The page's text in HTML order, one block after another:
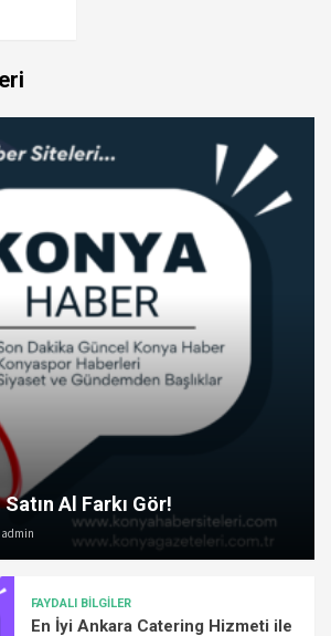
Al Farkı Gör!
admin
FAYDALI BİLGİLER
En İyi Ankara Catering Hizmeti ile